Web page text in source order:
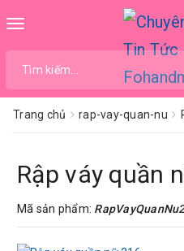
Toggle
Trang chủ rap-vay-quan-nu
Rập váy quần
Mã sản phẩm: